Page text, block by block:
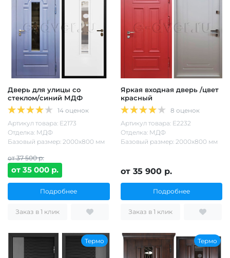
Дверь для улицы со
стеклом/синий МДФ
14 оценок
Артикул товара: Е2173
Отделка: МДФ
Базовый размер: 2000х800 мм
от 37 500 р.
от 35 000 р.
Подробнее
Заказ в 1 клик
Яркая входная дверь /цвет
красный
8 оценок
Артикул товара: Е2232
Отделка: МДФ
Базовый размер: 2000х800 мм
от 35 900 р.
Подробнее
Заказ в 1 клик
Термо Термо